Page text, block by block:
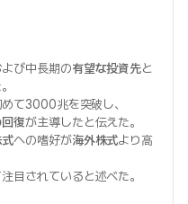
び中長期の有望な投資先と
て3000兆を突破し、
復が主導したと伝えた。
式への嗜好が海外株式より高
目されていると述べた。